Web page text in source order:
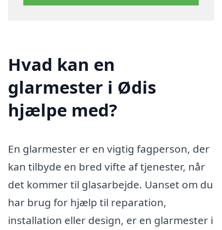
Hvad kan en
glarmester i Ødis
hjælpe med?
En glarmester er en vigtig fagperson, der
kan tilbyde en bred vifte af tjenester, når
det kommer til glasarbejde. Uanset om du
har brug for hjælp til reparation,
installation eller design, er en glarmester i